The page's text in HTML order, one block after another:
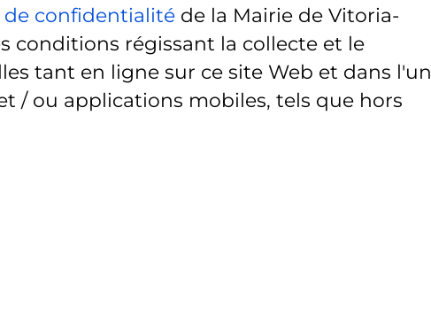
confidentialité de la Mairie de Vitoria-
conditions régissant la collecte et le
tant en ligne sur ce site Web et dans l'un
/ ou applications mobiles, tels que hors